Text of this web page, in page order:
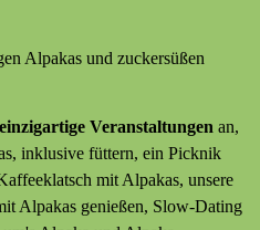
Alpakas und zuckersüßen
Veranstaltungen an,
inklusive füttern, ein Picknik
mit Alpakas, unsere
Alpakas genießen, Slow-Dating